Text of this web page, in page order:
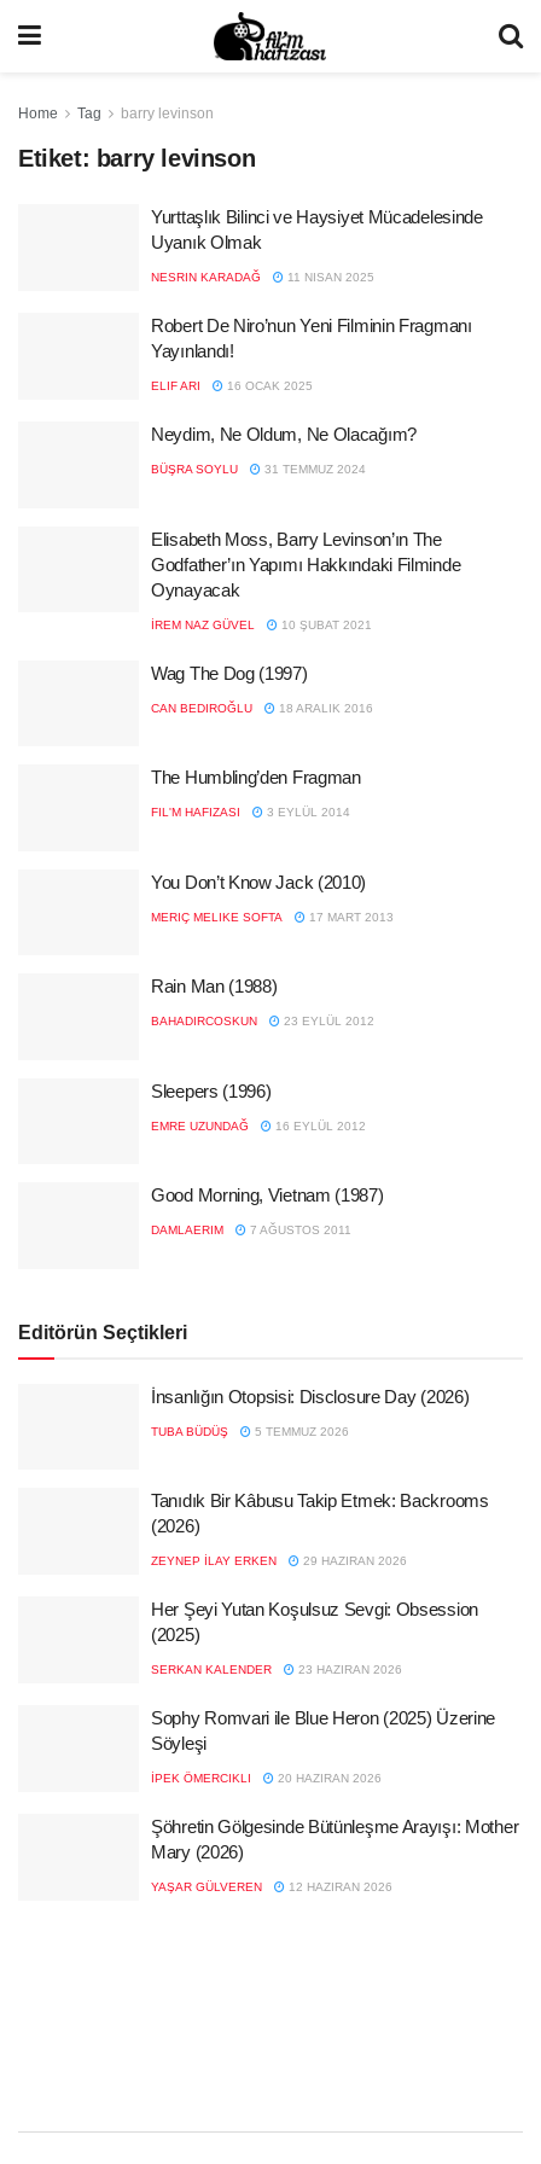
Home Tag barry levinson
Etiket: barry levinson
Yurttaşlık Bilinci ve Haysiyet Mücadelesinde
Uyanık Olmak
NESRIN KARADAĞ 11 NISAN 2025
Robert De Niro’nun Yeni Filminin Fragmanı
Yayınlandı!
ELIF ARI 16 OCAK 2025
Neydim, Ne Oldum, Ne Olacağım?
BÜŞRA SOYLU 31 TEMMUZ 2024
Elisabeth Moss, Barry Levinson’ın The
Godfather’ın Yapımı Hakkındaki Filminde
Oynayacak
İREM NAZ GÜVEL 10 ŞUBAT 2021
Wag The Dog (1997)
CAN BEDIROĞLU 18 ARALIK 2016
The Humbling’den Fragman
FIL'M HAFIZASI 3 EYLÜL 2014
You Don’t Know Jack (2010)
MERIÇ MELIKE SOFTA 17 MART 2013
Rain Man (1988)
BAHADIRCOSKUN 23 EYLÜL 2012
Sleepers (1996)
EMRE UZUNDAĞ 16 EYLÜL 2012
Good Morning, Vietnam (1987)
DAMLAERIM 7 AĞUSTOS 2011
Editörün Seçtikleri
İnsanlığın Otopsisi: Disclosure Day (2026)
TUBA BÜDÜŞ 5 TEMMUZ 2026
Tanıdık Bir Kâbusu Takip Etmek: Backrooms
(2026)
ZEYNEP İLAY ERKEN 29 HAZIRAN 2026
Her Şeyi Yutan Koşulsuz Sevgi: Obsession
(2025)
SERKAN KALENDER 23 HAZIRAN 2026
Sophy Romvari ile Blue Heron (2025) Üzerine
Söyleşi
İPEK ÖMERCIKLI 20 HAZIRAN 2026
Şöhretin Gölgesinde Bütünleşme Arayışı: Mother
Mary (2026)
YAŞAR GÜLVEREN 12 HAZIRAN 2026